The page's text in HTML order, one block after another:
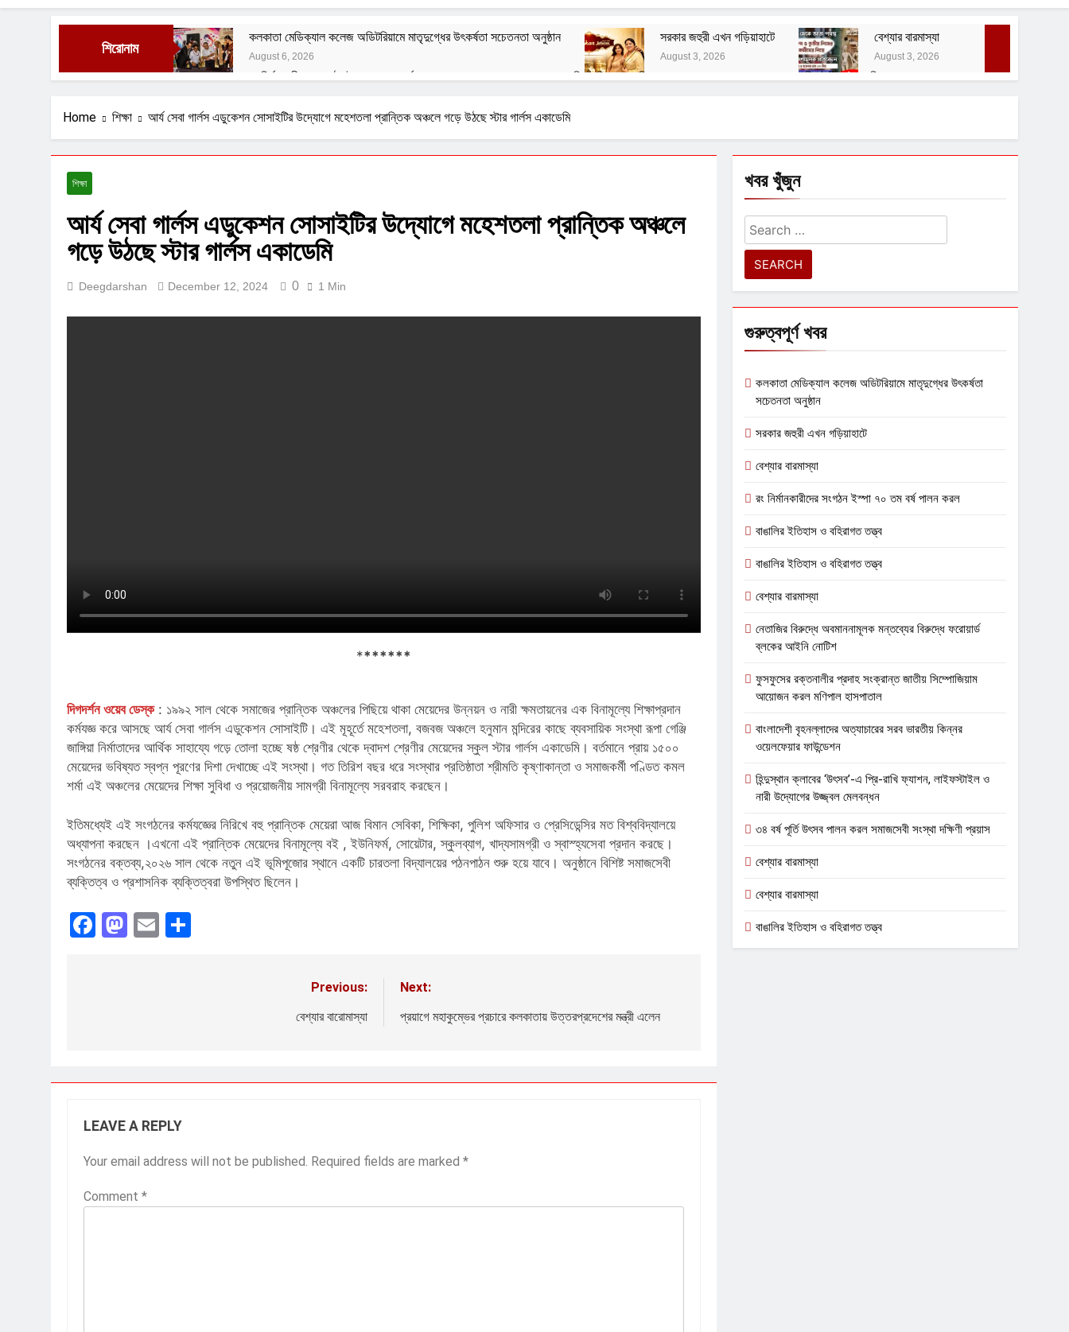
শিরোনাম
কলকাতা মেডিক্যাল কলেজ অডিটরিয়ামে মাতৃদুগ্ধের উৎকর্ষতা সচেতনতা অনুষ্ঠান
August 6, 2026
সরকার জহুরী এখন গড়িয়াহাটে
August 3, 2026
বেশ্যার বারমাস্যা
August 3, 2026
রং নির্মানকারীদের সংগঠন ইস্পা ৭০ তম বর্ষ পালন করল বাঙালির ইতিহাস ও বহিরাগত তত্ত্ব বাঙালির ইতিহাস ও বহিরাগত তত্ত্ব
বেশ্যার বারমাস্যা নেতাজির বিরুদ্ধে অবমাননামূলক মন্তব্যের বিরুদ্ধে ফরোয়ার্ড ব্লকের আইনি নোটিশ
ফুসফুসের রক্তনালীর প্রদাহ সংক্রান্ত জাতীয় সিম্পোজিয়াম আয়োজন করল মণিপাল হাসপাতাল
July 29, 2026
Home শিক্ষা আর্য সেবা গার্লস এডুকেশন সোসাইটির উদ্যোগে মহেশতলা প্রান্তিক অঞ্চলে গড়ে উঠছে স্টার গার্লস একাডেমি
শিক্ষা
আর্য সেবা গার্লস এডুকেশন সোসাইটির উদ্যোগে মহেশতলা প্রান্তিক অঞ্চলে
গড়ে উঠছে স্টার গার্লস একাডেমি
Deegdarshan December 12, 2024 0 1 Min
*******
দিগদর্শন ওয়েব ডেস্ক: ১৯৯২ সাল থেকে সমাজের প্রান্তিক অঞ্চলের পিছিয়ে থাকা মেয়েদের উন্নয়ন ও নারী ক্ষমতায়নের এক বিনামূল্যে শিক্ষাপ্রদান
কর্মযজ্ঞ করে আসছে আর্য সেবা গার্লস এডুকেশন সোসাইটি। এই মূহূর্তে মহেশতলা, বজবজ অঞ্চলে হনুমান মন্দিরের কাছে ব্যবসায়িক সংস্থা রূপা গেঞ্জি
জাঙ্গিয়া নির্মাতাদের আর্থিক সাহায্যে গড়ে তোলা হচ্ছে ষষ্ঠ শ্রেণীর থেকে দ্বাদশ শ্রেণীর মেয়েদের স্কুল স্টার গার্লস একাডেমি। বর্তমানে প্রায় ১৫০০
মেয়েদের ভবিষ্যত স্বপ্ন পূরণের দিশা দেখাচ্ছে এই সংস্থা। গত তিরিশ বছর ধরে সংস্থার প্রতিষ্ঠাতা শ্রীমতি কৃষ্ণাকান্তা ও সমাজকর্মী পণ্ডিত কমল
শর্মা এই অঞ্চলের মেয়েদের শিক্ষা সুবিধা ও প্রয়োজনীয় সামগ্রী বিনামূল্যে সরবরাহ করছেন।
ইতিমধ্যেই এই সংগঠনের কর্মযজ্ঞের নিরিখে বহু প্রান্তিক মেয়েরা আজ বিমান সেবিকা, শিক্ষিকা, পুলিশ অফিসার ও প্রেসিডেন্সির মত বিশ্ববিদ্যালয়ে
অধ্যাপনা করছেন ।এখনো এই প্রান্তিক মেয়েদের বিনামূল্যে বই , ইউনিফর্ম, সোয়েটার, স্কুলব্যাগ, খাদ্যসামগ্রী ও স্বাস্হ্যসেবা প্রদান করছে।
সংগঠনের বক্তব্য,২০২৬ সাল থেকে নতুন এই ভূমিপূজোর স্থানে একটি চারতলা বিদ্যালয়ের পঠনপাঠন শুরু হয়ে যাবে। অনুষ্ঠানে বিশিষ্ট সমাজসেবী
ব্যক্তিত্ব ও প্রশাসনিক ব্যক্তিত্বরা উপস্থিত ছিলেন।
Facebook
Mastodon
Email
Previous:
বেশ্যার বারোমাস্যা
Next:
প্রয়াগে মহাকুম্ভের প্রচারে কলকাতায় উত্তরপ্রদেশের মন্ত্রী এলেন
LEAVE A REPLY
Your email address will not be published. Required fields are marked *
Comment *
খবর খুঁজুন
Search
for:
গুরুত্বপূর্ণ খবর
কলকাতা মেডিক্যাল কলেজ অডিটরিয়ামে মাতৃদুগ্ধের উৎকর্ষতা
সচেতনতা অনুষ্ঠান
সরকার জহুরী এখন গড়িয়াহাটে
বেশ্যার বারমাস্যা
রং নির্মানকারীদের সংগঠন ইস্পা ৭০ তম বর্ষ পালন করল
বাঙালির ইতিহাস ও বহিরাগত তত্ত্ব
বাঙালির ইতিহাস ও বহিরাগত তত্ত্ব
বেশ্যার বারমাস্যা
নেতাজির বিরুদ্ধে অবমাননামূলক মন্তব্যের বিরুদ্ধে ফরোয়ার্ড
ব্লকের আইনি নোটিশ
ফুসফুসের রক্তনালীর প্রদাহ সংক্রান্ত জাতীয় সিম্পোজিয়াম
আয়োজন করল মণিপাল হাসপাতাল
বাংলাদেশী বৃহনল্লাদের অত্যাচারের সরব ভারতীয় কিন্নর
ওয়েলফেয়ার ফাউন্ডেশন
হিন্দুস্থান ক্লাবের ‘উৎসব’-এ প্রি-রাখি ফ্যাশন, লাইফস্টাইল ও
নারী উদ্যোগের উজ্জ্বল মেলবন্ধন
৩৪ বর্ষ পূর্তি উৎসব পালন করল সমাজসেবী সংস্থা দক্ষিণী প্রয়াস
বেশ্যার বারমাস্যা
বেশ্যার বারমাস্যা
বাঙালির ইতিহাস ও বহিরাগত তত্ত্ব